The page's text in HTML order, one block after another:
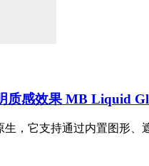
质感效果 MB Liquid
，它支持通过内置图形、